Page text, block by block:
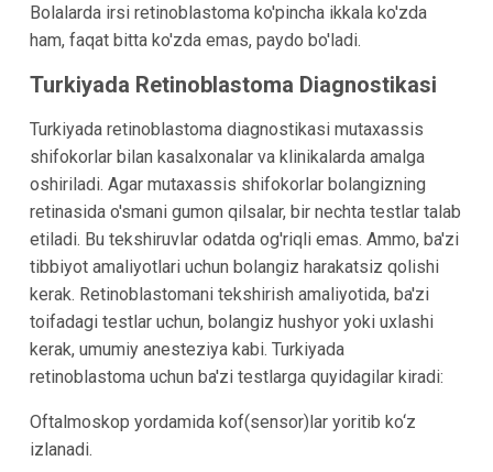
Bolalarda irsi retinoblastoma ko'pincha ikkala ko'zda
ham, faqat bitta ko'zda emas, paydo bo'ladi.
Turkiyada Retinoblastoma Diagnostikasi
Turkiyada retinoblastoma diagnostikasi mutaxassis
shifokorlar bilan kasalxonalar va klinikalarda amalga
oshiriladi. Agar mutaxassis shifokorlar bolangizning
retinasida o'smani gumon qilsalar, bir nechta testlar talab
etiladi. Bu tekshiruvlar odatda og'riqli emas. Ammo, ba'zi
tibbiyot amaliyotlari uchun bolangiz harakatsiz qolishi
kerak. Retinoblastomani tekshirish amaliyotida, ba'zi
toifadagi testlar uchun, bolangiz hushyor yoki uxlashi
kerak, umumiy anesteziya kabi. Turkiyada
retinoblastoma uchun ba'zi testlarga quyidagilar kiradi:
Oftalmoskop yordamida kof(sensor)lar yoritib ko‘z
izlanadi.